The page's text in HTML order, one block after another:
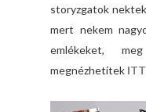
storyzgatok
mert nekem
emlékeket,
megnézhetitek ITT